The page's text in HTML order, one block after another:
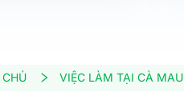
VIỆC LÀM TẠI CÀ MAU